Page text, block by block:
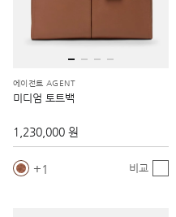
에이전트 AGENT
미디엄 토트백
1,230,000 원
1 비교